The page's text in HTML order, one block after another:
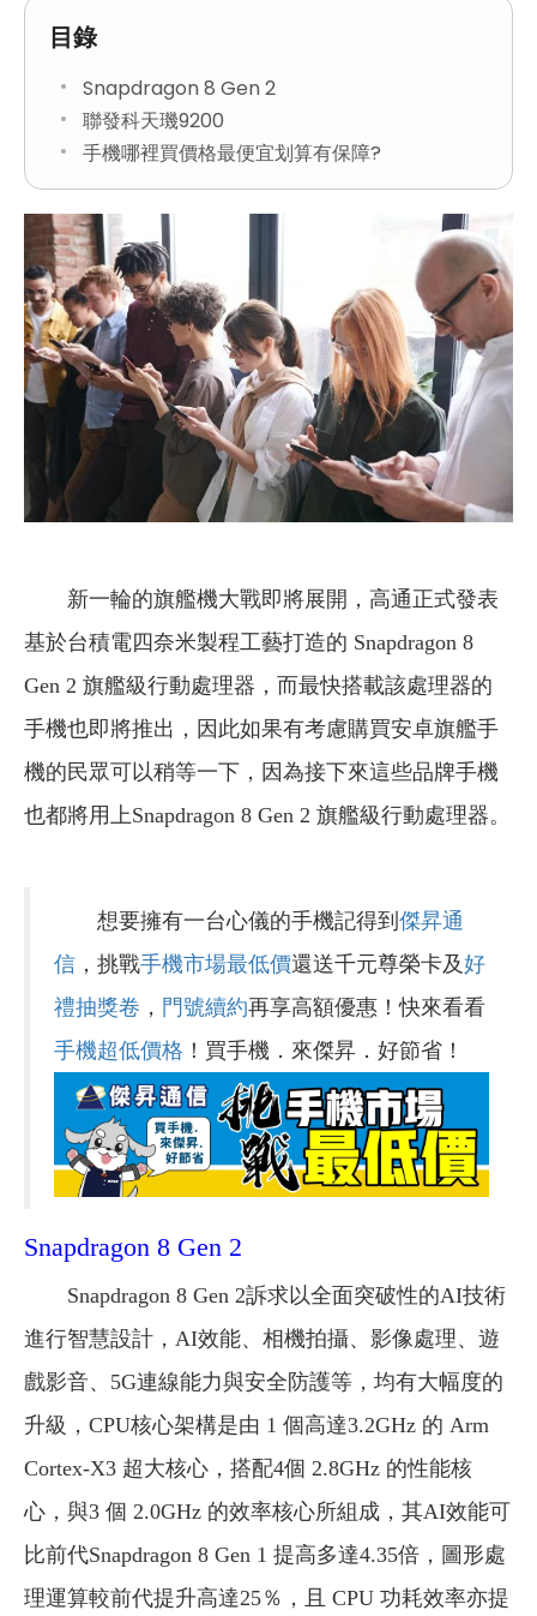
目錄
Snapdragon 8 Gen 2
聯發科天璣9200
手機哪裡買價格最便宜划算有保障?
新一輪的旗艦機大戰即將展開，高通正式發表
基於台積電四奈米製程工藝打造的 Snapdragon 8
Gen 2 旗艦級行動處理器，而最快搭載該處理器的
手機也即將推出，因此如果有考慮購買安卓旗艦手
機的民眾可以稍等一下，因為接下來這些品牌手機
也都將用上Snapdragon 8 Gen 2 旗艦級行動處理器。
想要擁有一台心儀的手機記得到 傑昇通
信 ，挑戰手機市場最低價還送千元尊榮卡及好
禮抽獎卷 ， 門號續約再享高額優惠！快來看看
手機超低價格 ！買手機．來傑昇．好節省！
Snapdragon 8 Gen 2
Snapdragon 8 Gen 2訴求以全面突破性的AI技術
進行智慧設計，AI效能、相機拍攝、影像處理、遊
戲影音、5G連線能力與安全防護等，均有大幅度的
升級，CPU核心架構是由 1 個高達3.2GHz 的 Arm
Cortex-X3 超大核心，搭配4個 2.8GHz 的性能核
心，與3 個 2.0GHz 的效率核心所組成，其AI效能可
比前代Snapdragon 8 Gen 1 提高多達4.35倍，圖形處
理運算較前代提升高達25％，且 CPU 功耗效率亦提